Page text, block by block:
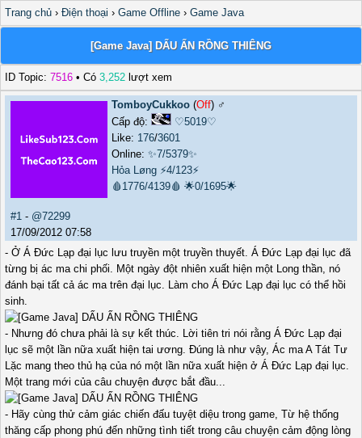
Trang chủ › Điện thoại › Game Offline › Game Java
[Game Java] DẤU ẤN RỒNG THIÊNG
ID Topic: 7516 • Có 3,252 lượt xem
TomboyCukkoo (Off) ♂️
Cấp độ:
♡5019♡
Like: 176/3601
Online: ✨7/5379✨
Hỏa Løng ⚡4/123⚡
🩸1776/4139🩸 🌟0/1695🌟
#1 - @72299
17/09/2012 07:58
- Ở Á Đức Lạp đại lục lưu truyền một truyền thuyết. Á Đức Lạp đại lục đã
từng bị ác ma chi phối. Một ngày đột nhiên xuất hiện một Long thần, nó
đánh bại tất cả ác ma trên đại lục. Làm cho Á Đức Lạp đại lục có thể hồi
sinh.
- Nhưng đó chưa phải là sự kết thúc. Lời tiên tri nói rằng Á Đức Lạp đại
lục sẽ một lần nữa xuất hiện tai ương. Đúng là như vậy, Ác ma A Tát Tư
Lặc mang theo thủ hạ của nó một lần nữa xuất hiện ở Á Đức Lạp đại lục.
Một trang mới của câu chuyện được bắt đầu...
- Hãy cùng thử cảm giác chiến đấu tuyệt diệu trong game, Từ hệ thống
thăng cấp phong phú đến những tình tiết trong câu chuyện cảm động lòng